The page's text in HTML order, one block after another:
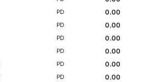
PD
0.00
PD
0.00
PD
0.00
PD
0.00
PD
0.00
PD 0.00